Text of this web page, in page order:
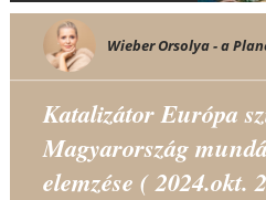
Wieber Orsolya - a
Katalizátor Európa
Magyarország
elemzése ( 2024.okt.